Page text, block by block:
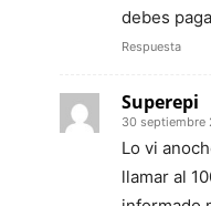
debes
Respuesta
Superepi
30 septiembre
Lo vi
llamar al